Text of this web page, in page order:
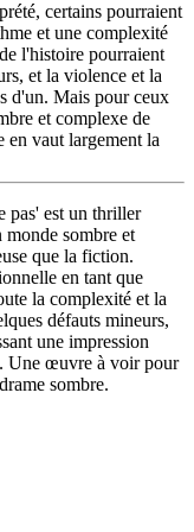
certains pourraient
et une complexité
l'histoire pourraient
et la violence et la
d'un. Mais pour ceux
et complexe de
vaut largement la
pas' est un thriller
sombre et
que la fiction.
en tant que
la complexité et la
défauts mineurs,
une impression
Une œuvre à voir pour
sombre.